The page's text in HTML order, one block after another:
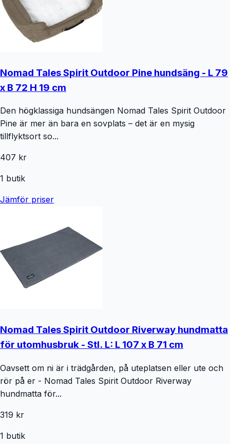
Nomad Tales Spirit Outdoor Pine hundsäng - L 79
x B 72 H 19 cm
Den högklassiga hundsängen Nomad Tales Spirit Outdoor
Pine är mer än bara en sovplats – det är en mysig
tillflyktsort so...
407 kr
1 butik
Jämför priser
Nomad Tales Spirit Outdoor Riverway hundmatta
för utomhusbruk - Stl. L: L 107 x B 71 cm
Oavsett om ni är i trädgården, på uteplatsen eller ute och
rör på er - Nomad Tales Spirit Outdoor Riverway
hundmatta för...
319 kr
1 butik